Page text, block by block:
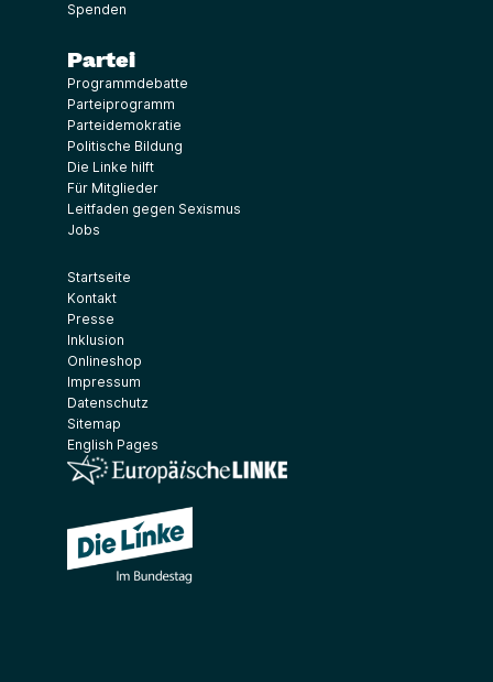
Spenden
Partei
Programmdebatte
Parteiprogramm
Parteidemokratie
Politische Bildung
Die Linke hilft
Für Mitglieder
Leitfaden gegen Sexismus
Jobs
Startseite
Kontakt
Presse
Inklusion
Onlineshop
Impressum
Datenschutz
Sitemap
English Pages
(Link öffnet ein neues Fenster)